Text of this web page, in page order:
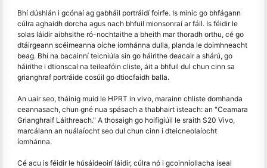
Bhí dúshlán i gcónaí ag gabháil portráidí foirfe. Is minic go bhfágann
cúlra aghaidh dorcha agus nach bhfuil mionsonraí ar fáil. Is féidir le
solas láidir aibhsithe ró-nochtaithe a bheith mar thoradh orthu, cé go
dtáirgeann scéimeanna oíche íomhánna dulla, planda le doimhneacht
beag. Bhí na bacainní teicniúla sin go háirithe deacair a shárú, go
háirithe i dtionscal na teileafóin cliste, áit a bhfuil dul chun cinn sa
grianghraf portráide cosúil go dtiocfaidh balla.
An uair seo, tháinig muid le HPRT in vivo, marainn chliste domhanda
ceannasach, chun gné nua spásach a thabhairt isteach: an "Ceamara
Grianghraif Láithreach." A thosaigh go hoifigiúil le sraith S20 Vivo,
marcálann an nuálaíocht seo dul chun cinn i dteicneolaíocht
íomhánna.
Cé acu is féidir le húsáideoirí láidir, cúlra nó i gcoinníollacha íseal